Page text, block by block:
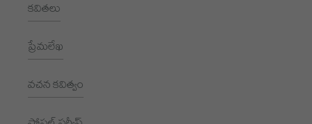
కవితలు
ప్రేమలేఖ
వచన కవిత్వం
1002, Royal Pavilion, A Block,
Subscribe to receive New updates